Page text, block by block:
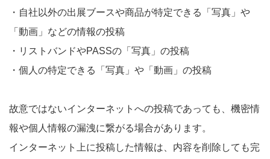
・自社以外の出展ブースや商品が特定できる「写真」や
「動画」などの情報の投稿
・リストバンドやPASSの「写真」の投稿
・個人の特定できる「写真」や「動画」の投稿
故意ではないインターネットへの投稿であっても、機密情
報や個人情報の漏洩に繋がる場合があります。
インターネット上に投稿した情報は、内容を削除しても完